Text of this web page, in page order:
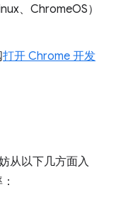
、ChromeOS）
打开 Chrome 开发
从以下几方面入